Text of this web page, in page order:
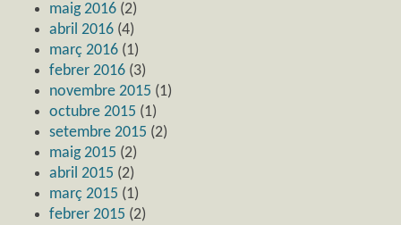
maig 2016 (2)
abril 2016 (4)
març 2016 (1)
febrer 2016 (3)
novembre 2015 (1)
octubre 2015 (1)
setembre 2015 (2)
maig 2015 (2)
abril 2015 (2)
març 2015 (1)
febrer 2015 (2)